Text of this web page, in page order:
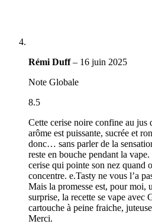
Rémi Duff– 16 juin 2025
Note Globale
8.5
Cette cerise noire confine au jus
arôme est puissante, sucrée et
donc… sans parler de la
reste en bouche pendant la
cerise qui pointe son nez quand
concentre. e.Tasty ne vous l’a
Mais la promesse est, pour moi,
surprise, la recette se vape
cartouche à peine fraiche,
Merci.